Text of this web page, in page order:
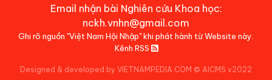
Email nhận bài Nghiên cứu Khoa học:
nckh.vnhn@gmail.com
Ghi rõ nguồn "Việt Nam Hội Nhập" khi phát hành từ Website này.
Kênh RSS
Designed & developed by VIETNAMPEDIA.COM © AICMS v2022